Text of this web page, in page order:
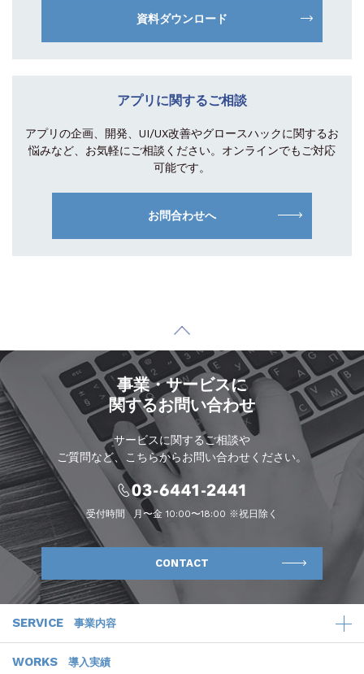
資料ダウンロード
アプリに関するご相談
アプリの企画、開発、UI/UX改善やグロースハックに関するお
悩みなど、お気軽にご相談 ください。オンラインでもご対応
可能です。
お問合わせへ
事業・サービスに
関するお問い合わせ
サービスに関するご相談や
ご質問など、こちらからお問い合わせください。
受付時間 月〜金 10:00〜18:00 ※祝日除く
CONTACT
SERVICE 事業内容
WORKS 導入実績